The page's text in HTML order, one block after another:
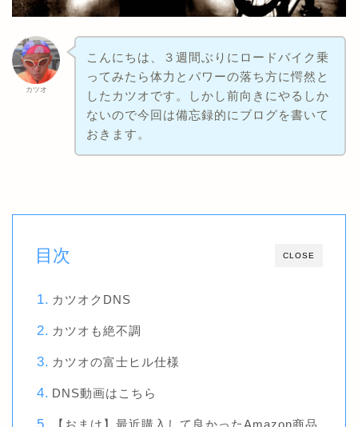
カツオ
こんにちは、３週間ぶりにロードバイク乗
ってみたら体力とパワーの落ち方に愕然と
したカツオです。しかし前向きにやるしか
ないので今回は備忘録的にブログを書いて
おきます。
CLOSE
目次
カツオクDNS
カツオも絶不調
カツオの富士ヒル仕様
DNS動画はこちら
【おまけ】最近購入して良かったAmazon商品